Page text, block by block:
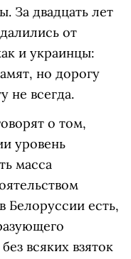
За двадцать лет
от
и украинцы:
но дорогу
не всегда.
о том,
уровень
масса
Белоруссии есть,
всяких взяток